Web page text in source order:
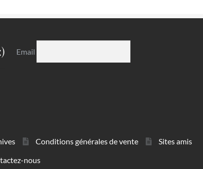
Email
Conditions générales de vente
Sites amis
nous